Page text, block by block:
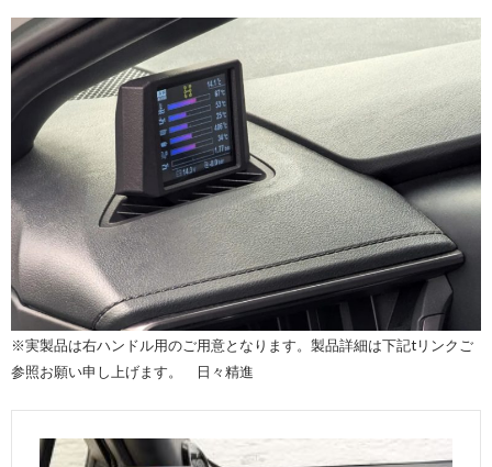
※実製品は右ハンドル用のご用意となります。製品詳細は下記tリンクご
参照お願い申し上げます。 日々精進